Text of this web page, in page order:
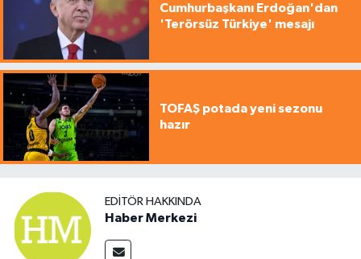
Cumhurbaşkanı Erdoğan'dan
'Terörsüz Türkiye' mesajı
TOFAŞ potada yeni sezonu
hazır
EDITÖR HAKKINDA
Haber Merkezi